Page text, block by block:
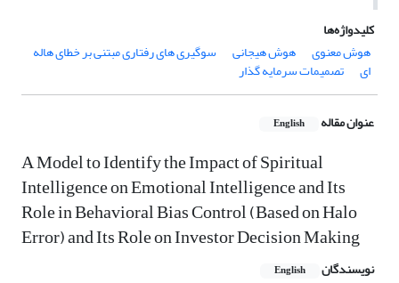
کلیدواژه‌ها
هوش معنوی
هوش هیجانی سوگیری های رفتاری مبتنی بر خطای هاله
ای تصمیمات سرمایه گذار
عنوان مقاله English
A Model to Identify the Impact of Spiritual
Intelligence on Emotional Intelligence and Its
Role in Behavioral Bias Control (Based on Halo
Error) and Its Role on Investor Decision Making
نویسندگان English